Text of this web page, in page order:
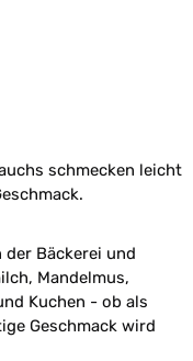
schmecken leicht
Bäckerei und
Mandelmus,
Kuchen - ob als
Geschmack wird